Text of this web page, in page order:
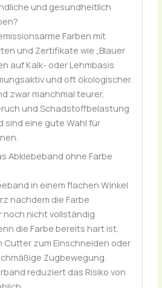
und gesundheitlich
Farben mit
und Zertifikate wie „Blauer
auf Kalk- oder Lehmbasis
und oft ökologischer.
zwar manchmal teurer,
und Schadstoffbelastung
sind eine gute Wahl für
Abklebeband ohne Farbe
in einem flachen Winkel
nachdem die Farbe
nicht vollständig
die Farbe bereits hart ist,
Cutter zum Einschneiden oder
Zugbewegung.
reduziert das Risiko von